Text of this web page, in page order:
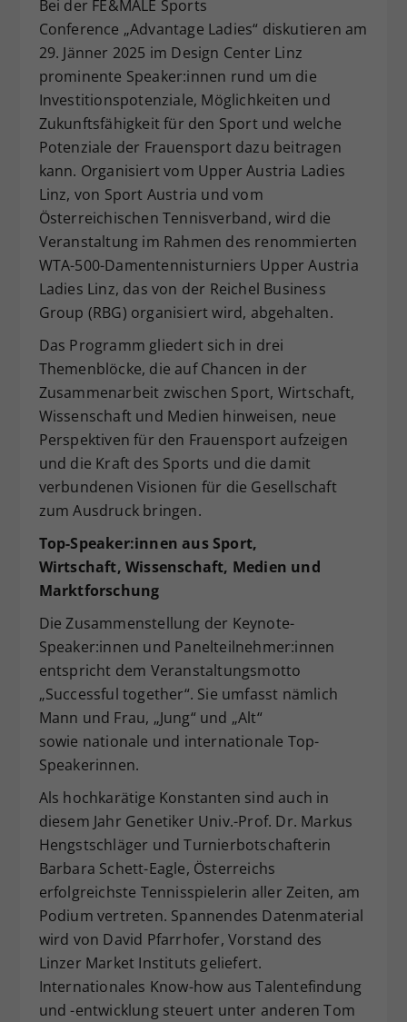
Bei der FE&MALE Sports
Conference „Advantage Ladies“ diskutieren am
29. Jänner 2025 im Design Center Linz
prominente Speaker:innen rund um die
Investitionspotenziale, Möglichkeiten und
Zukunftsfähigkeit für den Sport und welche
Potenziale der Frauensport dazu beitragen
kann. Organisiert vom Upper Austria Ladies
Linz, von Sport Austria und vom
Österreichischen Tennisverband, wird die
Veranstaltung im Rahmen des renommierten
WTA-500-Damentennisturniers Upper Austria
Ladies Linz, das von der Reichel Business
Group (RBG) organisiert wird, abgehalten.
Das Programm gliedert sich in drei
Themenblöcke, die auf Chancen in der
Zusammenarbeit zwischen Sport, Wirtschaft,
Wissenschaft und Medien hinweisen, neue
Perspektiven für den Frauensport aufzeigen
und die Kraft des Sports und die damit
verbundenen Visionen für die Gesellschaft
zum Ausdruck bringen.
Top-Speaker:innen aus Sport,
Wirtschaft, Wissenschaft, Medien und
Marktforschung
Die Zusammenstellung der Keynote-
Speaker:innen und Panelteilnehmer:innen
entspricht dem Veranstaltungsmotto
„Successful together“. Sie umfasst nämlich
Mann und Frau, „Jung“ und „Alt“
sowie nationale und internationale Top-
Speakerinnen.
Als hochkarätige Konstanten sind auch in
diesem Jahr Genetiker Univ.-Prof. Dr. Markus
Hengstschläger und Turnierbotschafterin
Barbara Schett-Eagle, Österreichs
erfolgreichste Tennisspielerin aller Zeiten, am
Podium vertreten. Spannendes Datenmaterial
wird von David Pfarrhofer, Vorstand des
Linzer Market Instituts geliefert.
Internationales Know-how aus Talentefindung
und -entwicklung steuert unter anderen Tom
Zweck
Dieser Wert speichert Ihre Consent-
Einstellungen. Unter anderem eine
zufällig generierte ID, für die
historische Speicherung Ihrer
vorgenommen Einstellungen, falls der
Webseiten-Betreiber dies eingestellt
hat.